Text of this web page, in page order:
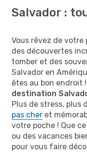
Salvador :
Vous rêvez de votre
des découvertes
tomber et des
Salvador en
êtes au bon endroit
destination
Plus de stress, plus
pas cher et
votre poche ! Que
ou des vacances
pour vous faire